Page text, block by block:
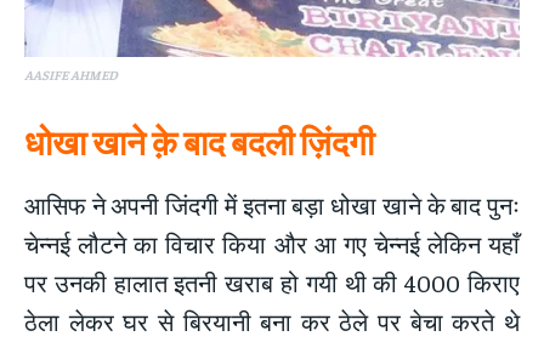
AASIFE AHMED
धोखा खाने क़े बाद बदली ज़िंदगी
आसिफ ने अपनी जिंदगी में इतना बड़ा धोखा खाने के बाद पुनः
चेन्नई लौटने का विचार किया और आ गए चेन्नई लेकिन यहाँ
पर उनकी हालात इतनी खराब हो गयी थी की 4000 किराए
ठेला लेकर घर से बिरयानी बना कर ठेले पर बेचा करते थे